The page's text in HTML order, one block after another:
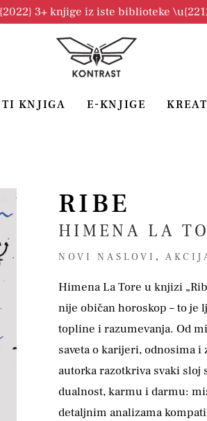
3+ knjige iz iste biblioteke
KNJIGA E-KNJIGE
RIBE
HIMENA LA
NOVI NASLOVI ,
Himena La Tore u knjizi
nije običan horoskop – to je
topline i razumevanja. Od
saveta o karijeri, odnosima i
autorka razotkriva svaki
dualnost, karmu i darmu:
detaljnim analizama